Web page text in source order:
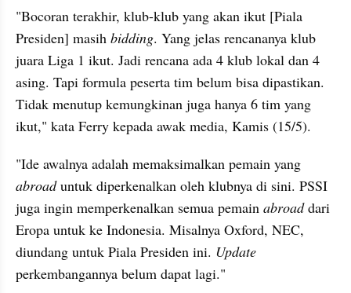
"Bocoran terakhir, klub-klub yang akan ikut [Piala
Presiden] masih bidding. Yang jelas rencananya klub
juara Liga 1 ikut. Jadi rencana ada 4 klub lokal dan 4
asing. Tapi formula peserta tim belum bisa dipastikan.
Tidak menutup kemungkinan juga hanya 6 tim yang
ikut," kata Ferry kepada awak media, Kamis (15/5).
abroad untuk diperkenalkan oleh klubnya di sini. PSSI
juga ingin memperkenalkan semua pemain abroad dari
Eropa untuk ke Indonesia. Misalnya Oxford, NEC,
diundang untuk Piala Presiden ini.
perkembangannya belum dapat lagi."